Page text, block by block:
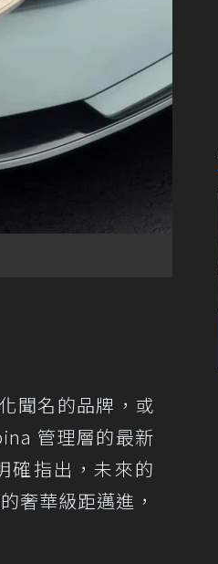
聞名的品牌，或
管理層的最新
確指出，未來的
奢華級距邁進，